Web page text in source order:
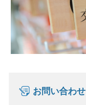
お問い合わせ